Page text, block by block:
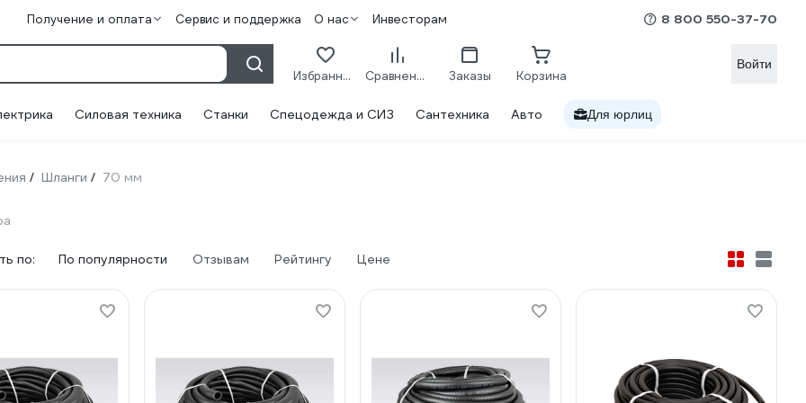
Получение и оплата Сервис и поддержка О нас Инвесторам 8 800 550-37-70
Избранное Сравнение Заказы Корзина
Войти
Силовая техника Станки Спецодежда и СИЗ Сантехника Авто Для юрлиц
/ Шланги / 70 мм
по: По популярности Отзывам Рейтингу Цене